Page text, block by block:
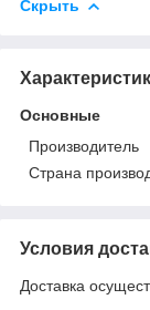
Скрыть
Основные
Производитель
Страна
Условия
Доставка